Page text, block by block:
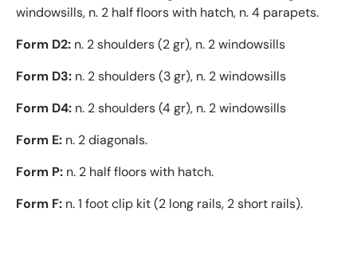
windowsills, n. 2 half floors with hatch, n. 4 parapets.
Form D2: n. 2 shoulders (2 gr), n. 2 windowsills
Form D3: n. 2 shoulders (3 gr), n. 2 windowsills
Form D4: n. 2 shoulders (4 gr), n. 2 windowsills
Form E: n. 2 diagonals.
Form P: n. 2 half floors with hatch.
Form F: n. 1 foot clip kit (2 long rails, 2 short rails).